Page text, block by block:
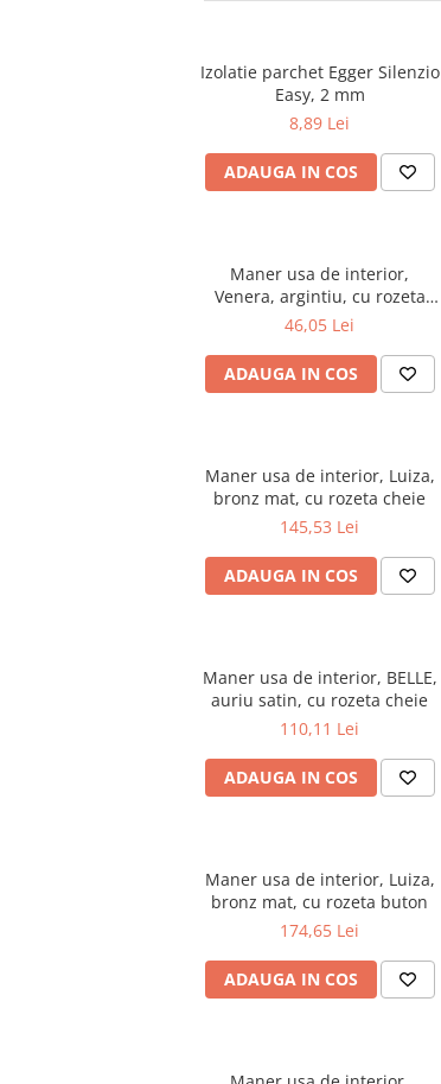
Izolatie parchet Egger Silenzio
Easy, 2 mm
8,89 Lei
ADAUGA IN COS
Maner usa de interior,
Venera, argintiu, cu rozeta
cheie
46,05 Lei
ADAUGA IN COS
Maner usa de interior, Luiza,
bronz mat, cu rozeta cheie
145,53 Lei
ADAUGA IN COS
Maner usa de interior, BELLE,
auriu satin, cu rozeta cheie
110,11 Lei
ADAUGA IN COS
Maner usa de interior, Luiza,
bronz mat, cu rozeta buton
174,65 Lei
ADAUGA IN COS